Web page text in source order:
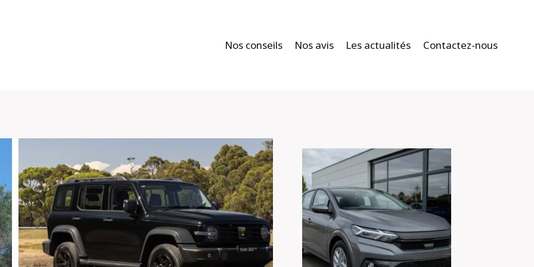
Nos conseils Nos avis Les actualités Contactez-nous